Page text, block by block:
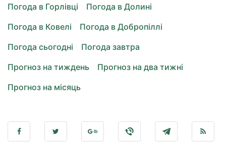
Погода в Горлівці
Погода в Долині
Погода в Ковелі
Погода в Добропіллі
Погода сьогодні
Погода завтра
Прогноз на тиждень
Прогноз на два тижні
Прогноз на місяць